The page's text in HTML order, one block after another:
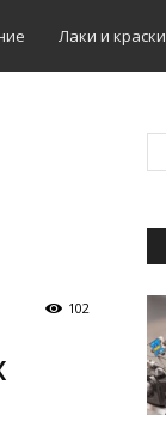
Лаки и краски
102